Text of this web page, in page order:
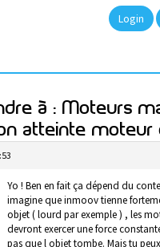
Login
à : Moteurs
atteinte moteur
Yo ! Ben en fait ça dépend du
imagine que inmoov tienne
objet ( lourd par exemple ) , les
devront exercer une force
pas que l objet tombe. Mais tu